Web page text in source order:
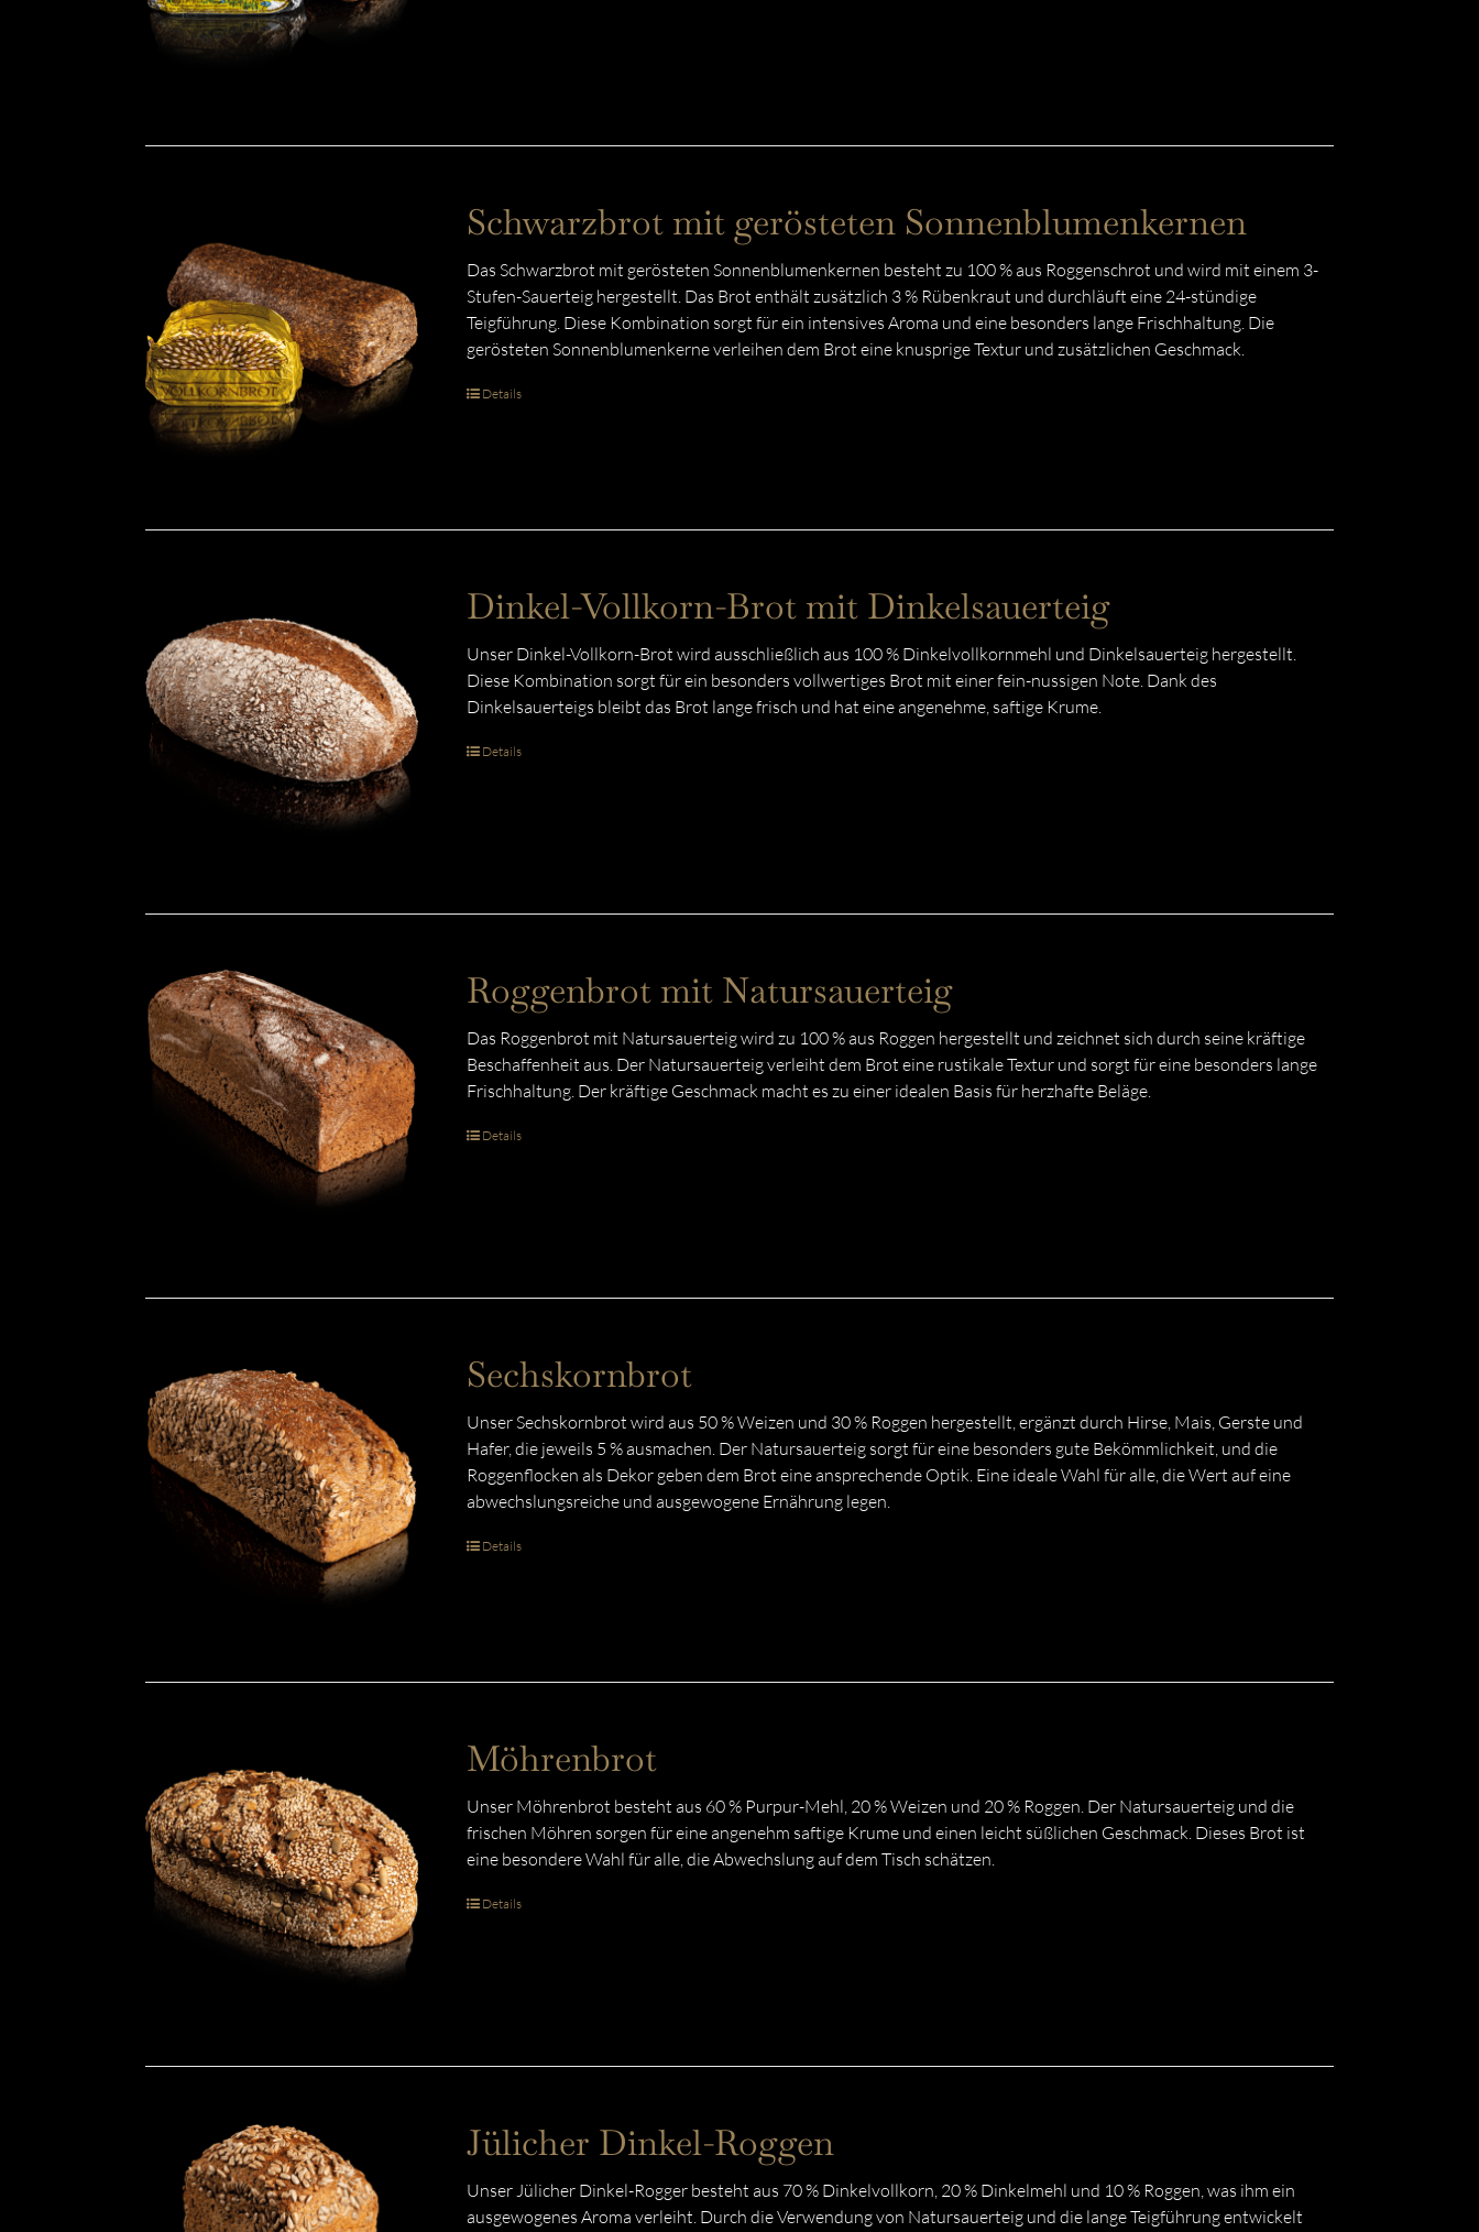
Schwarzbrot mit gerösteten Sonnenblumenkernen
Das Schwarzbrot mit gerösteten Sonnenblumenkernen besteht zu 100 % aus Roggenschrot und wird mit einem 3-
Stufen-Sauerteig hergestellt. Das Brot enthält zusätzlich 3 % Rübenkraut und durchläuft eine 24-stündige
Teigführung. Diese Kombination sorgt für ein intensives Aroma und eine besonders lange Frischhaltung. Die
gerösteten Sonnenblumenkerne verleihen dem Brot eine knusprige Textur und zusätzlichen Geschmack.
Details
Dinkel-Vollkorn-Brot mit Dinkelsauerteig
Unser Dinkel-Vollkorn-Brot wird ausschließlich aus 100 % Dinkelvollkornmehl und Dinkelsauerteig hergestellt.
Diese Kombination sorgt für ein besonders vollwertiges Brot mit einer fein-nussigen Note. Dank des
Dinkelsauerteigs bleibt das Brot lange frisch und hat eine angenehme, saftige Krume.
Details
Roggenbrot mit Natursauerteig
Das Roggenbrot mit Natursauerteig wird zu 100 % aus Roggen hergestellt und zeichnet sich durch seine kräftige
Beschaffenheit aus. Der Natursauerteig verleiht dem Brot eine rustikale Textur und sorgt für eine besonders lange
Frischhaltung. Der kräftige Geschmack macht es zu einer idealen Basis für herzhafte Beläge.
Details
Sechskornbrot
Unser Sechskornbrot wird aus 50 % Weizen und 30 % Roggen hergestellt, ergänzt durch Hirse, Mais, Gerste und
Hafer, die jeweils 5 % ausmachen. Der Natursauerteig sorgt für eine besonders gute Bekömmlichkeit, und die
Roggenflocken als Dekor geben dem Brot eine ansprechende Optik. Eine ideale Wahl für alle, die Wert auf eine
abwechslungsreiche und ausgewogene Ernährung legen.
Details
Möhrenbrot
Unser Möhrenbrot besteht aus 60 % Purpur-Mehl, 20 % Weizen und 20 % Roggen. Der Natursauerteig und die
frischen Möhren sorgen für eine angenehm saftige Krume und einen leicht süßlichen Geschmack. Dieses Brot ist
eine besondere Wahl für alle, die Abwechslung auf dem Tisch schätzen.
Details
Jülicher Dinkel-Roggen
Unser Jülicher Dinkel-Rogger besteht aus 70 % Dinkelvollkorn, 20 % Dinkelmehl und 10 % Roggen, was ihm ein
ausgewogenes Aroma verleiht. Durch die Verwendung von Natursauerteig und die lange Teigführung entwickelt